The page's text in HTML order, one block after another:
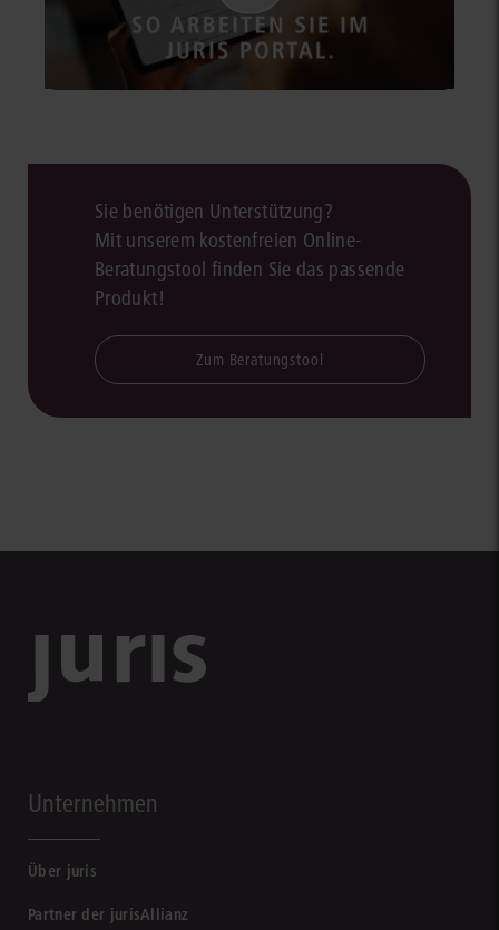
Sie benötigen Unterstützung?
Mit unserem kostenfreien Online-
Beratungstool finden Sie das passende
Produkt!
Zum Beratungstool
Unternehmen
Über juris
Partner der jurisAllianz